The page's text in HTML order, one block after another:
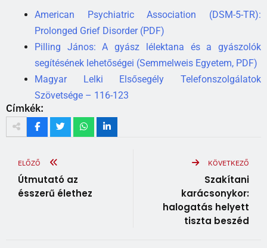
American Psychiatric Association (DSM-5-TR):
Prolonged Grief Disorder (PDF)
Pilling János: A gyász lélektana és a gyászolók
segítésének lehetőségei (Semmelweis Egyetem, PDF)
Magyar Lelki Elsősegély Telefonszolgálatok
Szövetsége – 116-123
Címkék:
ELŐZŐ
Útmutató az
ésszerű élethez
KÖVETKEZŐ
Szakítani
karácsonykor:
halogatás helyett
tiszta beszéd